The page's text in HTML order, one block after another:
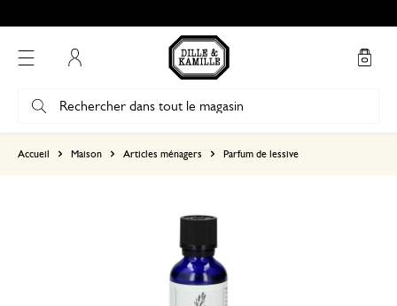
Accueil Maison Articles ménagers Parfum de lessive